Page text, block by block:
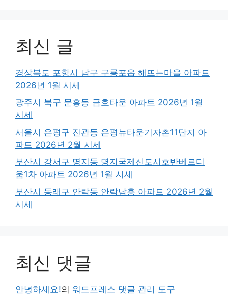
최신 글
경상북도 포항시 남구 구룡포읍 해뜨는마을 아파트
2026년 1월 시세
광주시 북구 문흥동 금호타운 아파트 2026년 1월
시세
서울시 은평구 진관동 은평뉴타운기자촌11단지 아
파트 2026년 2월 시세
부산시 강서구 명지동 명지국제신도시호반베르디
움1차 아파트 2026년 1월 시세
부산시 동래구 안락동 안락남흥 아파트 2026년 2월
시세
최신 댓글
안녕하세요!의 워드프레스 댓글 관리 도구